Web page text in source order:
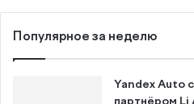
Популярное за неделю
Yandex Auto
партнёром Li